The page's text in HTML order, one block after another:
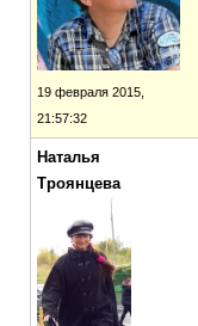
19 февраля 2015,
21:57:32
Наталья
Троянцева